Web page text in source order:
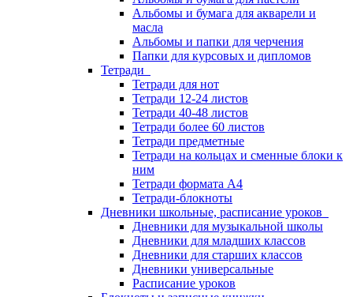
Альбомы и бумага для акварели и
масла
Альбомы и папки для черчения
Папки для курсовых и дипломов
Тетради
Тетради для нот
Тетради 12-24 листов
Тетради 40-48 листов
Тетради более 60 листов
Тетради предметные
Тетради на кольцах и сменные блоки к
ним
Тетради формата А4
Тетради-блокноты
Дневники школьные, расписание уроков
Дневники для музыкальной школы
Дневники для младших классов
Дневники для старших классов
Дневники универсальные
Расписание уроков